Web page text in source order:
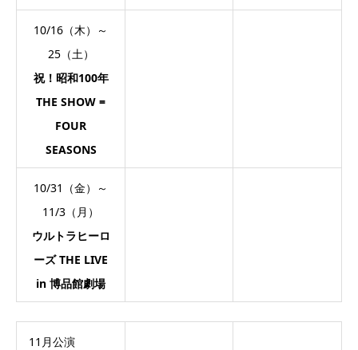
10/16（木）～
25（土）
祝！昭和100年
THE SHOW =
FOUR
SEASONS
10/31（金）～
11/3（月）
ウルトラヒーロ
ーズ THE LIVE
in 博品館劇場
11月公演